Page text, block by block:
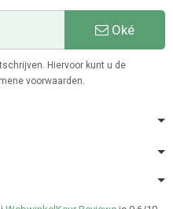
Oké
Hiervoor kunt u de
voorwaarden.